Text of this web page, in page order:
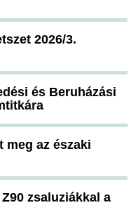
2026/3.
és Beruházási
az északi
zsaluziákkal a